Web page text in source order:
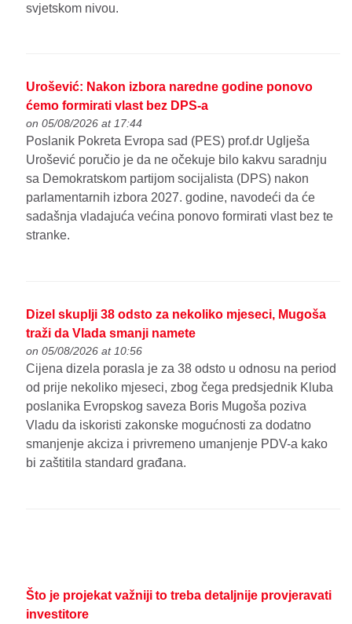
svjetskom nivou.
Urošević: Nakon izbora naredne godine ponovo
ćemo formirati vlast bez DPS-a
on 05/08/2026 at 17:44
Poslanik Pokreta Evropa sad (PES) prof.dr Uglješa
Urošević poručio je da ne očekuje bilo kakvu saradnju
sa Demokratskom partijom socijalista (DPS) nakon
parlamentarnih izbora 2027. godine, navodeći da će
sadašnja vladajuća većina ponovo formirati vlast bez te
stranke.
Dizel skuplji 38 odsto za nekoliko mjeseci, Mugoša
traži da Vlada smanji namete
on 05/08/2026 at 10:56
Cijena dizela porasla je za 38 odsto u odnosu na period
od prije nekoliko mjeseci, zbog čega predsjednik Kluba
poslanika Evropskog saveza Boris Mugoša poziva
Vladu da iskoristi zakonske mogućnosti za dodatno
smanjenje akciza i privremeno umanjenje PDV-a kako
bi zaštitila standard građana.
Što je projekat važniji to treba detaljnije provjeravati
investitore